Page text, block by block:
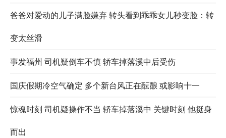
爸爸对爱动的儿子满脸嫌弃 转头看到乖乖女儿秒变脸：转
变太丝滑
事发福州 司机疑倒车不慎 轿车掉落溪中后受伤
国庆假期冷空气确定 多个新台风正在酝酿 或影响十一
惊魂时刻 司机疑操作不当 轿车掉落溪中 关键时刻 他挺身
而出